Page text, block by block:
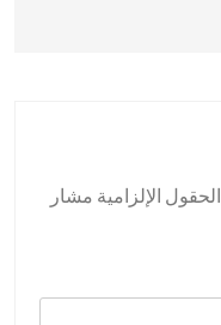
الحقول الإلزامية مشار